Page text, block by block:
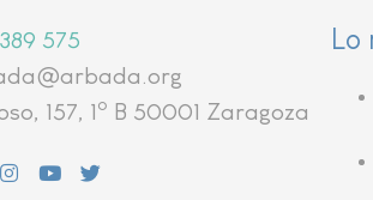
575
157, 1o B 50001 Zaragoza
Lo